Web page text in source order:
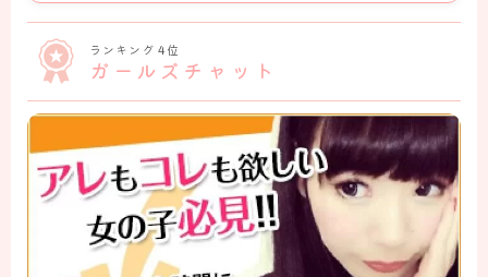
ランキング 4位
ガールズチャット